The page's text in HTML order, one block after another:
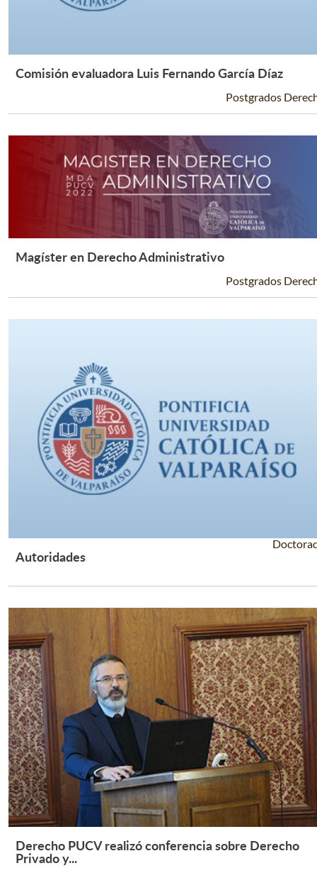
Leer Más +
Comisión evaluadora Luis Fernando García Díaz
Postgrados
Magíster en Derecho Administrativo
Postgrados
Autoridades
Leer Más +
Derecho PUCV realizó conferencia sobre Derecho
Privado y...